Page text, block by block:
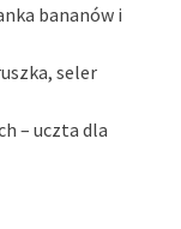
bananów i
seler
– uczta dla